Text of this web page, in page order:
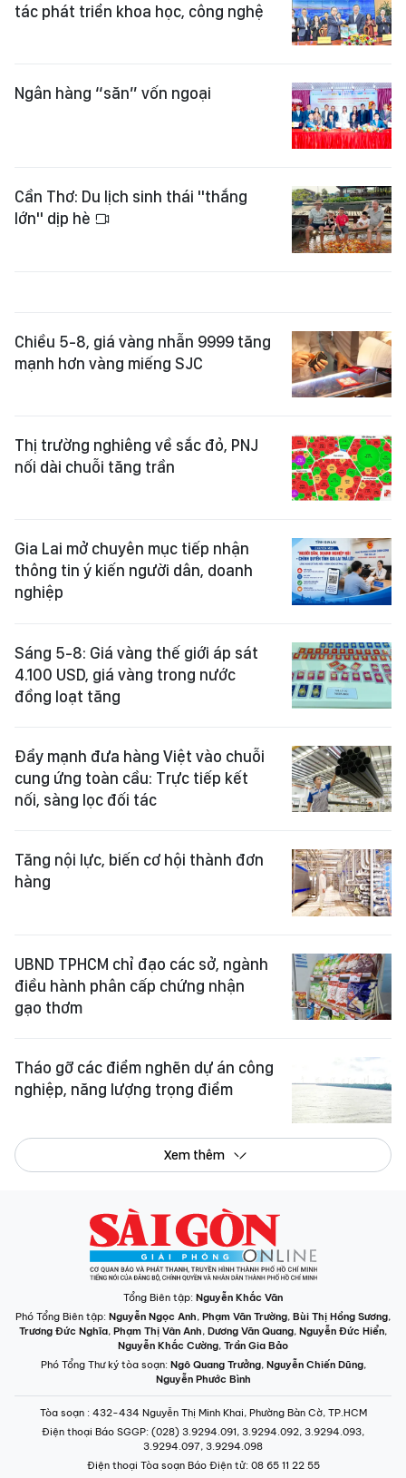
tác phát triển khoa học, công nghệ
Ngân hàng “săn” vốn ngoại
Cần Thơ: Du lịch sinh thái "thắng
lớn" dịp hè
Chiều 5-8, giá vàng nhẫn 9999 tăng
mạnh hơn vàng miếng SJC
Thị trường nghiêng về sắc đỏ, PNJ
nối dài chuỗi tăng trần
Gia Lai mở chuyên mục tiếp nhận
thông tin ý kiến người dân, doanh
nghiệp
Sáng 5-8: Giá vàng thế giới áp sát
4.100 USD, giá vàng trong nước
đồng loạt tăng
Đẩy mạnh đưa hàng Việt vào chuỗi
cung ứng toàn cầu: Trực tiếp kết
nối, sàng lọc đối tác
Tăng nội lực, biến cơ hội thành đơn
hàng
UBND TPHCM chỉ đạo các sở, ngành
điều hành phân cấp chứng nhận
gạo thơm
Tháo gỡ các điểm nghẽn dự án công
nghiệp, năng lượng trọng điểm
Xem thêm
Tổng Biên tập: Nguyễn Khắc Văn
Phó Tổng Biên tập: Nguyễn Ngọc Anh, Phạm Văn Trường, Bùi Thị Hồng Sương,
Trương Đức Nghĩa, Phạm Thị Vân Anh, Dương Văn Quang, Nguyễn Đức Hiển,
Nguyễn Khắc Cường, Trần Gia Bảo
Phó Tổng Thư ký tòa soạn: Ngô Quang Trưởng, Nguyễn Chiến Dũng,
Nguyễn Phước Bình
Tòa soạn : 432-434 Nguyễn Thị Minh Khai, Phường Bàn Cờ, TP.HCM
Điện thoại Báo SGGP: (028) 3.9294.091, 3.9294.092, 3.9294.093,
3.9294.097, 3.9294.098
Điện thoại Tòa soạn Báo Điện tử: 08 65 11 22 55